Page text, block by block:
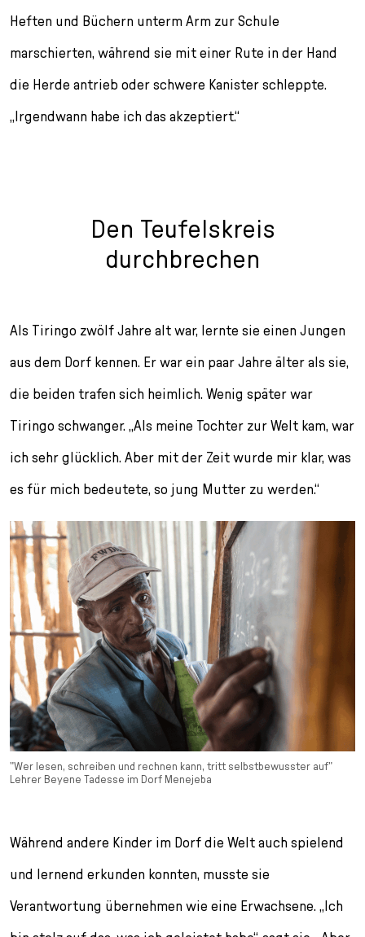
Heften und Büchern unterm Arm zur Schule
marschierten, während sie mit einer Rute in der Hand
die Herde antrieb oder schwere Kanister schleppte.
„Irgendwann habe ich das akzeptiert.“
Den Teufelskreis
durchbrechen
Als Tiringo zwölf Jahre alt war, lernte sie einen Jungen
aus dem Dorf kennen. Er war ein paar Jahre älter als sie,
die beiden trafen sich heimlich. Wenig später war
Tiringo schwanger. „Als meine Tochter zur Welt kam, war
ich sehr glücklich. Aber mit der Zeit wurde mir klar, was
es für mich bedeutete, so jung Mutter zu werden.“
"Wer lesen, schreiben und rechnen kann, tritt selbstbewusster auf"
Lehrer Beyene Tadesse im Dorf Menejeba
Während andere Kinder im Dorf die Welt auch spielend
und lernend erkunden konnten, musste sie
Verantwortung übernehmen wie eine Erwachsene. „Ich